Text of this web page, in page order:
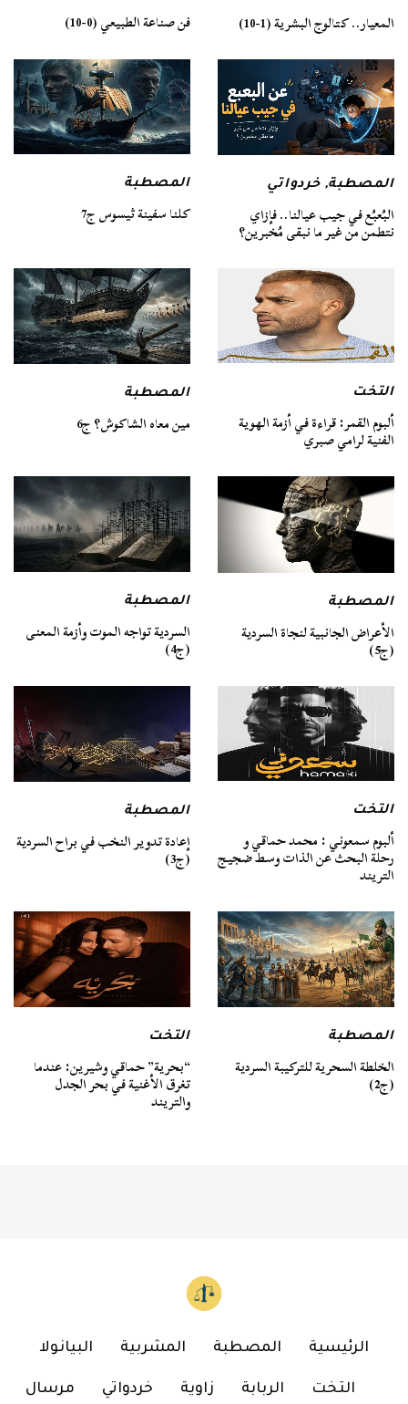
المعيار.. كتالوج البشرية (1-10) فن صناعة الطبيعي (0-10)
المصطبة,خردواتي
البُعبُع في جيب عيالنا.. فإزاي
نتطمن من غير ما نبقى مُخبرين؟
المصطبة
كلنا سفينة ثيسوس ج7
التخت
ألبوم القمر: قراءة في أزمة الهوية
الفنية لرامي صبري
المصطبة
مين معاه الشاكوش؟ ج6
المصطبة
الأعراض الجانبية لنجاة السردية
(ج5)
المصطبة
السردية تواجه الموت وأزمة المعنى
(ج4)
التخت
ألبوم سمعوني : محمد حماقي و
رحلة البحث عن الذات وسط ضجيج
التريند
المصطبة
إعادة تدوير النخب في براح السردية
(ج3)
المصطبة
الخلطة السحرية للتركيبة السردية
(ج2)
التخت
“بحرية” حماقي وشيرين: عندما
تغرق الأغنية في بحر الجدل
والتريند
الرئيسية المصطبة المشربية البيانولا
التخت الربابة زاوية خردواتي مرسال